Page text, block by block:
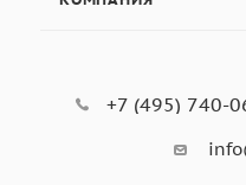
+7 (495) 740-